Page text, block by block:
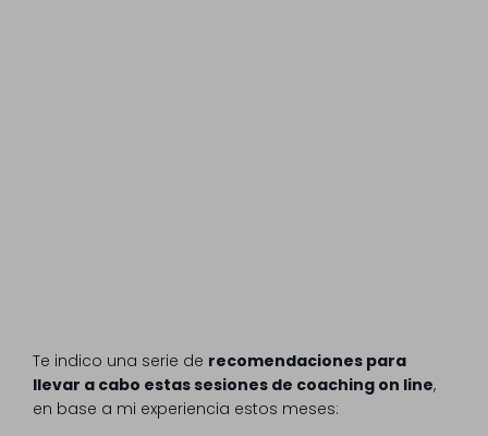
Te indico una serie de recomendaciones para
llevar a cabo estas sesiones de coaching on line,
en base a mi experiencia estos meses: